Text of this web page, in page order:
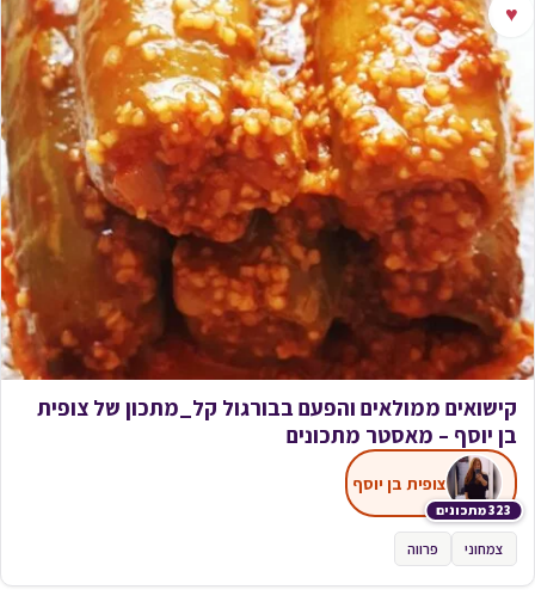
♥
קישואים ממולאים והפעם בבורגול קל_מתכון של צופית
בן יוסף – מאסטר מתכונים
323 מתכונים
צופית בן יוסף
צמחוני פרווה